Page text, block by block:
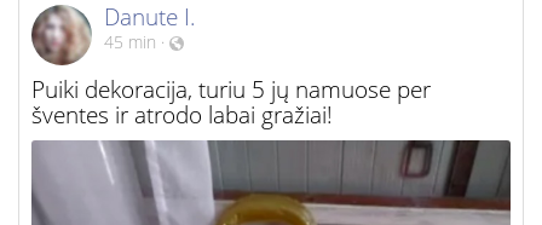
Danute I.
45 min ·
Puiki dekoracija, turiu 5 jų namuose per
šventes ir atrodo labai gražiai!